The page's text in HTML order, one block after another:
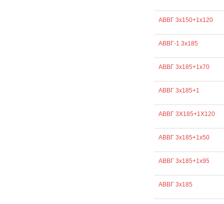
АВВГ 3х150+1х120
АВВГ-1 3х185
АВВГ 3х185+1х70
АВВГ 3х185+1
АВВГ 3Х185+1Х120
АВВГ 3х185+1х50
АВВГ 3х185+1х95
АВВГ 3х185